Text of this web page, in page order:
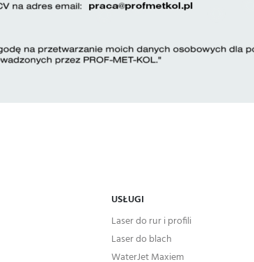
USŁUGI
Laser do rur i profili
Laser do blach
WaterJet Maxiem